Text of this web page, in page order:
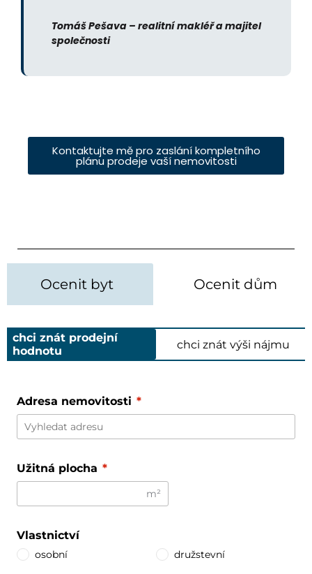
Tomáš Pešava – realitní makléř a majitel
společnosti
Kontaktujte mě pro zaslání kompletního
plánu prodeje vaší nemovitosti